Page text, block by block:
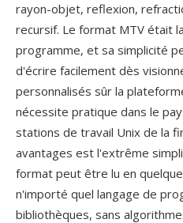
rayon-objet, reflexion,
recursif. Le format MTV était
programme, et sa simplicité
d'écrire facilement dès
personnalisés sûr la
nécessite pratique dans le
stations de travail Unix de la
avantages est l'extrême
format peut être lu en
n'importé quel langage de
bibliothèques, sans